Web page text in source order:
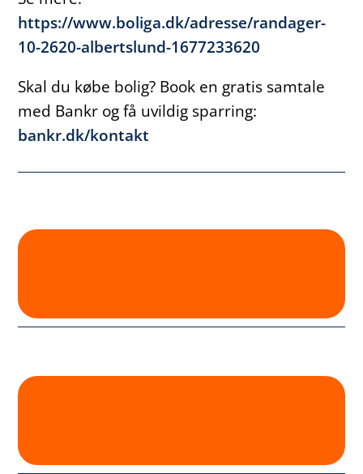
https://www.boliga.dk/adresse/randager-
10-2620-albertslund-1677233620
Skal du købe bolig? Book en gratis samtale
med Bankr og få uvildig sparring:
bankr.dk/kontakt